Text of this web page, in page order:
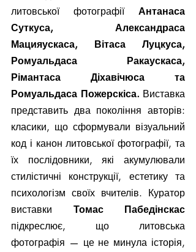
литовської фотографії Антанаса
Суткуса, Александраса
Мацияускаса, Вітаса Луцкуса,
Ромуальдаса Ракаускаса,
Рімантаса Діхавічюса та
Ромуальдаса Пожерскіса. Виставка
представить два покоління авторів:
класики, що сформували візуальний
код і канон литовської фотографії, та
їх послідовники, які акумулювали
стилістичні конструкції, естетику та
психологізм своїх вчителів. Куратор
виставки
підкреслює, що литовська
фотографія — це не минула історія,